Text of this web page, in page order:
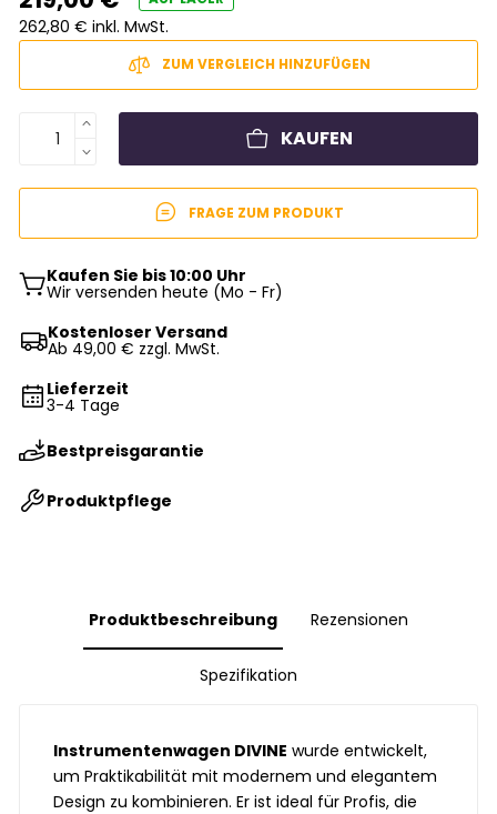
262,80 € inkl. MwSt.
ZUM VERGLEICH HINZUFÜGEN
KAUFEN
FRAGE ZUM PRODUKT
Kaufen Sie bis 10:00 Uhr
Wir versenden heute (Mo - Fr)
Kostenloser Versand
Ab 49,00 € zzgl. MwSt.
Lieferzeit
3-4 Tage
Bestpreisgarantie
Produktpflege
Produktbeschreibung Rezensionen
Spezifikation
Instrumentenwagen DIVINE wurde entwickelt,
um Praktikabilität mit modernem und elegantem
Design zu kombinieren. Er ist ideal für Profis, die